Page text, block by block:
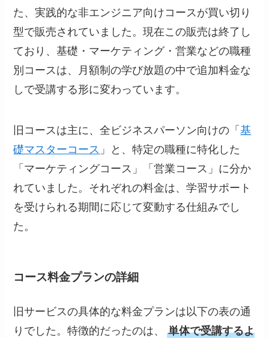
た、実践的な非エンジニア向けコースが買い切り
型で販売されていました。現在この販売は終了し
ており、基礎・マーケティング・営業などの職種
別コースは、月額制の学び放題の中で追加料金な
しで受講する形に変わっています。
旧コースは主に、全ビジネスパーソン向けの「基
礎マスターコース 」と、特定の職種に特化した
「マーケティングコース」「営業コース」に分か
れていました。それぞれの料金は、学習サポート
を受けられる期間に応じて変動する仕組みでし
た。
コース料金プランの詳細
旧サービスの具体的な料金プランは以下の表の通
りでした。特徴的だったのは、
単体で受講するよ